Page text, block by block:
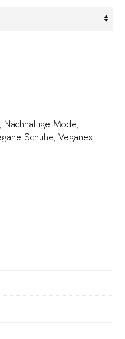
Nachhaltige Mode
Schuhe
Veganes